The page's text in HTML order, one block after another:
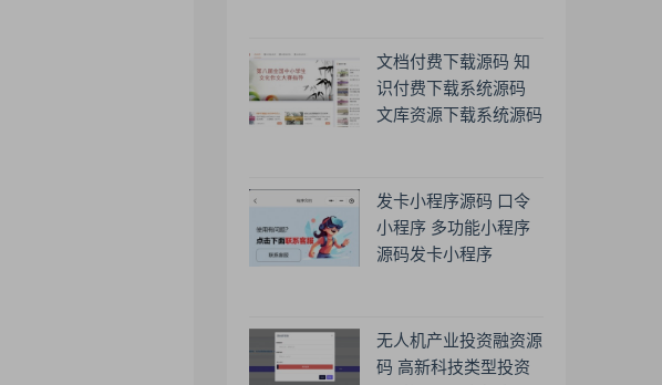
文档付费下载源码 知
识付费下载系统源码
文库资源下载系统源码
发卡小程序源码 口令
小程序 多功能小程序
源码发卡小程序
无人机产业投资融资源
码 高新科技类型投资